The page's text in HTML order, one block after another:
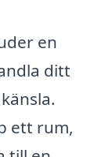
en
ditt
ett rum,